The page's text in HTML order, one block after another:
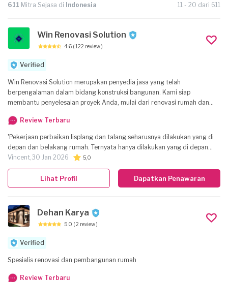
611 Mitra Sejasa di Indonesia 11 - 20 dari 611
Win Renovasi Solution
4.6 ( 122 review )
Verified
Win Renovasi Solution merupakan penyedia jasa yang telah
berpengalaman dalam bidang konstruksi bangunan. Kami siap
membantu penyelesaian proyek Anda, mulai dari renovasi rumah dan
berbagai jasa pertukangan lainnya untuk area Bandung dan Cimahi.
Dengan pengalaman selama 20 tahun di bidang ini, kami siap memenuhi
kebutuhan jasa rumah Anda.
Review Terbaru
'Pekerjaan perbaikan lisplang dan talang seharusnya dilakukan yang di
depan dan belakang rumah. Ternyata hanya dilakukan yang di depan
saja. Saat itu saya di luar kota. Foto2 yang diberikan hanya yang di
depan rumah. Saya terlanjur percaya dan bayar penuh. Setelah pulang,
ternyata yang dilakukan hanya di depan saja. Hanya setengah yang
dijanjikan dilakukan. Tentu saya kecewa berat. Yang bersangkutan
diselesaikan segera. Sudah beberapa kali saya kontak, tapi kayaknya
saya diblokir atau ybs ganti nomor (Pak Abdul). Mohon pekerjaannya
segera diselesaikan. Saya bisa dihubungi di WA di 081295952474.'
Vincent,30 Jan 2026 5,0
Dapatkan Penawaran
Lihat Profil
Dehan Karya
5.0 ( 2 review )
Verified
Spesialis renovasi dan pembangunan rumah
Review Terbaru